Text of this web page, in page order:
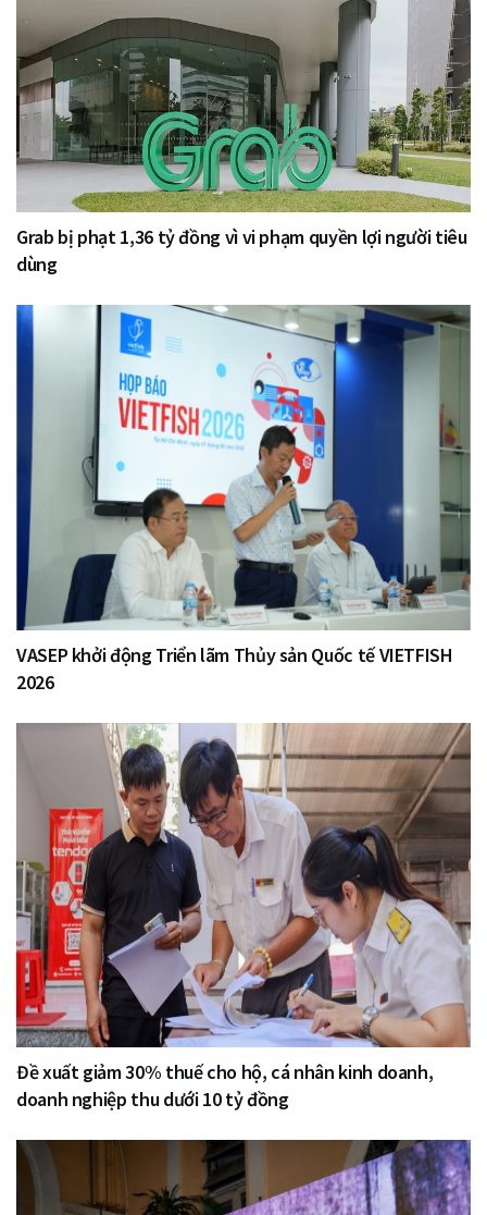
Grab bị phạt 1,36 tỷ đồng vì vi phạm quyền lợi người tiêu
dùng
VASEP khởi động Triển lãm Thủy sản Quốc tế VIETFISH
2026
Đề xuất giảm 30% thuế cho hộ, cá nhân kinh doanh,
doanh nghiệp thu dưới 10 tỷ đồng